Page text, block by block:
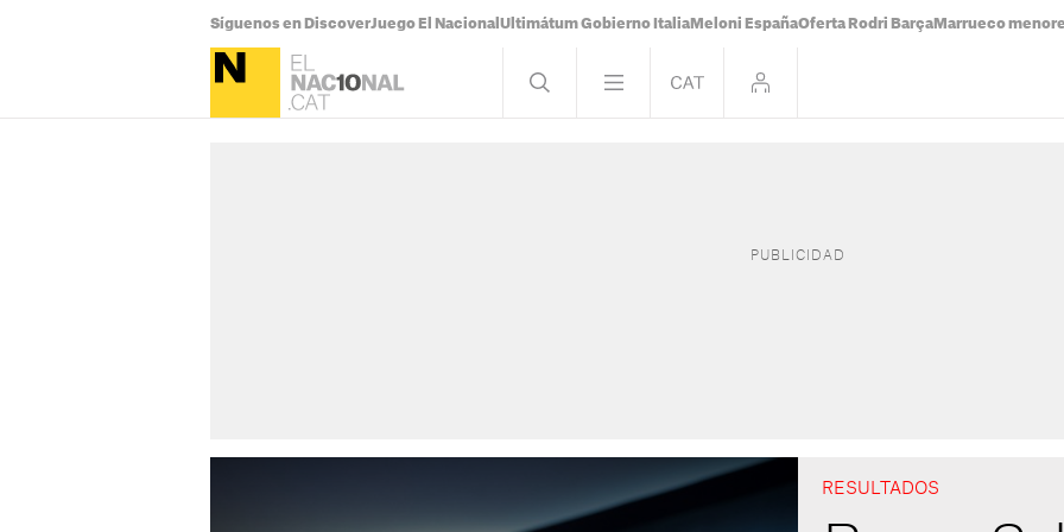
Síguenos en DiscoverJuego El Nacional Ultimátum Gobierno Italia Meloni EspañaOferta Rodri Barça Marrueco
RESULTADOS